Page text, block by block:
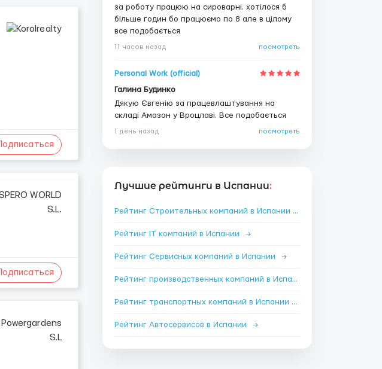
Подписаться
Подписаться
за роботу працюю на сироварні. хотілося б
більше годин бо працюємо по 8 але в цілому
все подобається
11 часов назад посмотреть
Personal Work (official)
Галина Будинко
Дякую Євгенію за працевлаштування на
складі Амазон у Вроцлаві. Все подобається
1 день назад посмотреть
Лучшие рейтинги в Испании:
Рейтинг Строительных компаний в Испании→
Рейтинг IT компаний в Испании →
Рейтинг Сервисных компаний в Испании →
Рейтинг производственных компаний в Испании
Рейтинг транспортных компаний в Испании→
Рейтинг Автосервисов в Испании →